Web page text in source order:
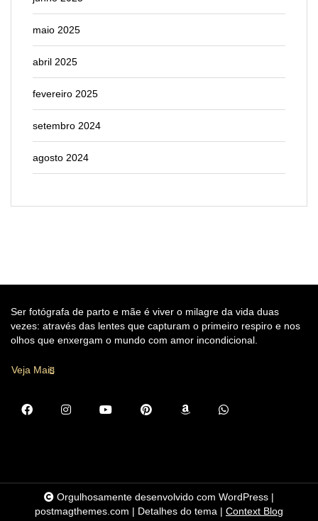
maio 2025
abril 2025
fevereiro 2025
setembro 2024
agosto 2024
Ser fotógrafa de parto e mãe é viver o milagre da vida duas
vezes: através das lentes que capturam o primeiro respiro e nos
olhos que enxergam o mundo com amor incondicional.
Veja Mais
Orgulhosamente desenvolvido com WordPress
postmagthemes.com
Detalhes do tema Context Blog